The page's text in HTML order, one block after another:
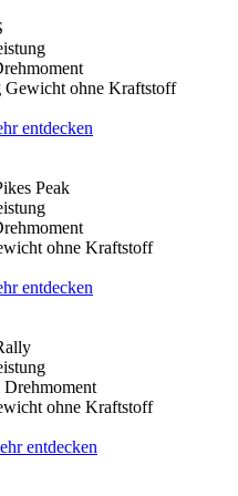
Gewicht ohne Kraftstoff
entdecken
Peak
ohne Kraftstoff
entdecken
Drehmoment
ohne Kraftstoff
entdecken